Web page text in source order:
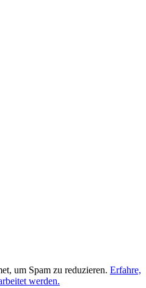
um Spam zu reduzieren. Erfahre,
werden.